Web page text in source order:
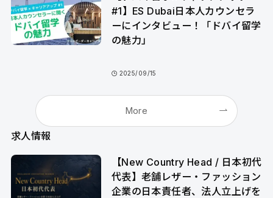
#1】ES Dubai日本人カウンセラ
ーにインタビュー！「ドバイ留学
の魅力」
2025/09/15
More
求人情報
【New Country Head / 日本初代
代表】老舗レザー・ファッション
企業の日本責任者、法人立上げを